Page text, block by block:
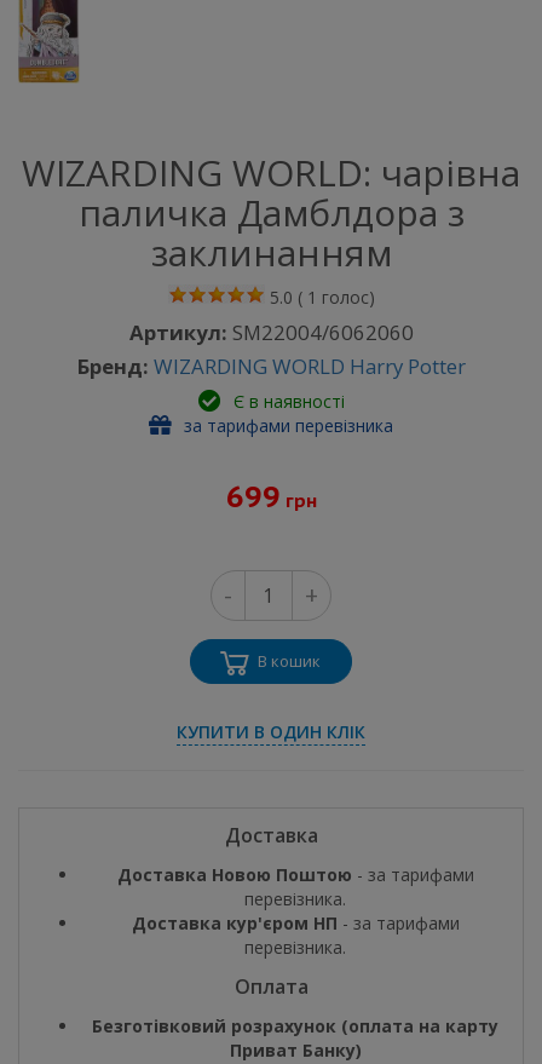
WIZARDING WORLD: чарівна
паличка Дамблдора з
заклинанням
5.0 ( 1 голос)
Артикул: SM22004/6062060
Бренд: WIZARDING WORLD Harry Potter
Є в наявності
за тарифами перевізника
699 грн
- +
В кошик
КУПИТИ В ОДИН КЛІК
Доставка
Доставка Новою Поштою - за тарифами
перевізника.
Доставка кур'єром НП - за тарифами
перевізника.
Оплата
Безготівковий розрахунок (оплата на карту
Приват Банку)